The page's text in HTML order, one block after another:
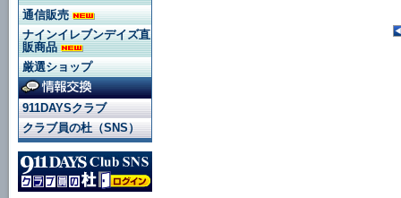
通信販売
ナインイレブンデイズ直
販商品
厳選ショップ
911DAYSクラブ
クラブ員の杜（SNS）